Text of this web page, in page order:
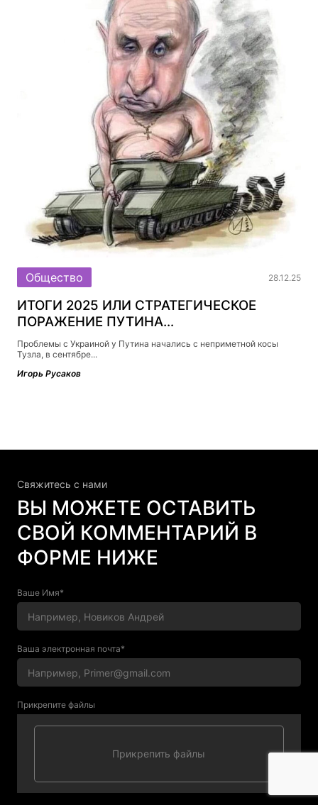
Общество 28.12.25
ИТОГИ 2025 ИЛИ СТРАТЕГИЧЕСКОЕ
ПОРАЖЕНИЕ ПУТИНА…
Проблемы с Украиной у Путина начались с неприметной косы
Тузла, в сентябре...
Игорь Русаков
Свяжитесь c нами
ВЫ МОЖЕТЕ ОСТАВИТЬ
СВОЙ КОММЕНТАРИЙ В
ФОРМЕ НИЖЕ
Ваше Имя*
Ваша электронная почта*
Прикрепите файлы